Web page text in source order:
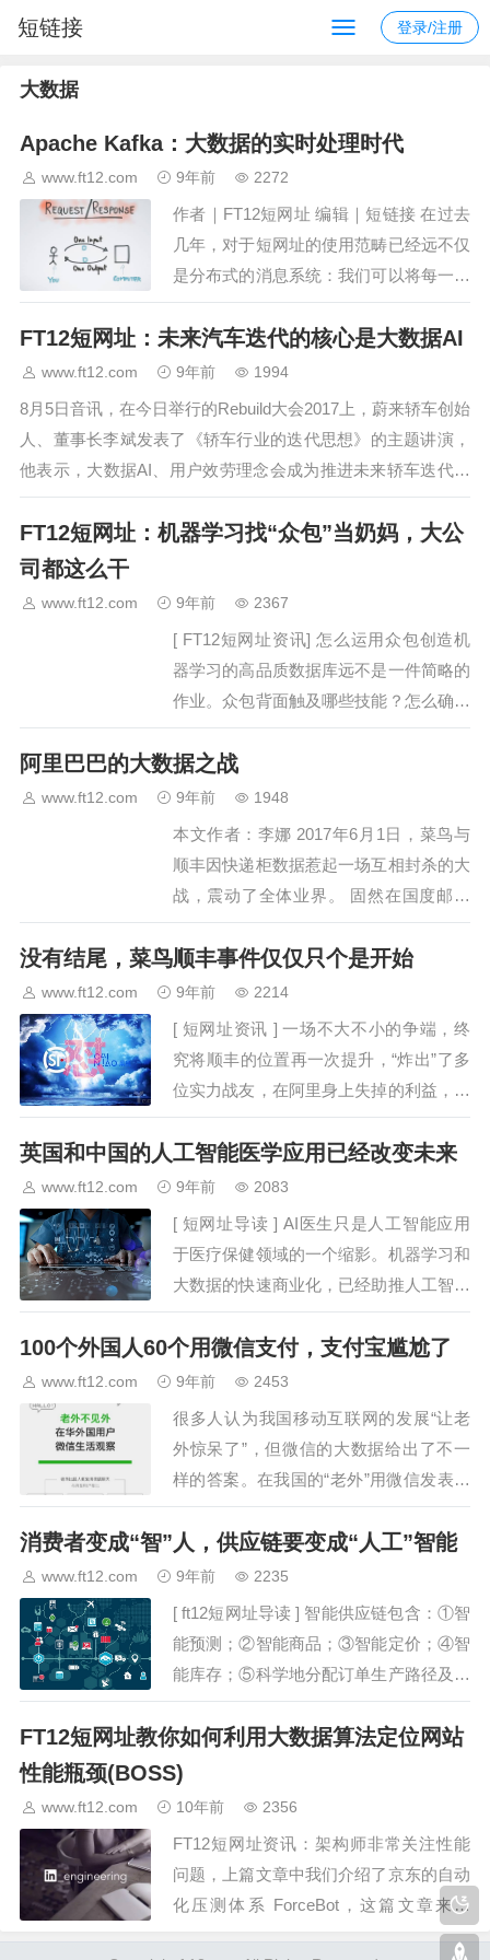
短链接 登录/注册
大数据
Apache Kafka：大数据的实时处理时代
www.ft12.com 9年前 2272
作者｜FT12短网址 编辑｜短链接 在过去
几年，对于短网址的使用范畴已经远不仅
是分布式的消息系统：我们可以将每一次
用户点击，每一个数据库更改，每一条日
志的生成，都转化成实时的结构化数据
流，更早的存储和分析它们，并从中获得
价值。同…
FT12短网址：未来汽车迭代的核心是大数据AI
www.ft12.com 9年前 1994
8月5日音讯，在今日举行的Rebuild大会2017上，蔚来轿车创始
人、董事长李斌发表了《轿车行业的迭代思想》的主题讲演，
他表示，大数据AI、用户效劳理念会成为推进未来轿车迭代的
中心力气。在开始主题讲演前的简略介绍中，李斌透露，除了
受主办方…
FT12短网址：机器学习找“众包”当奶妈，大公
司都这么干
www.ft12.com 9年前 2367
[ FT12短网址资讯] 怎么运用众包创造机
器学习的高品质数据库远不是一件简略的
作业。众包背面触及哪些技能？怎么确保
数据精准？啥样的公司适合用众
包？ 【编者按】AI年代下，研讨速度变
成大公司们决胜的主要条件，为了减缩本
钱…
阿里巴巴的大数据之战
www.ft12.com 9年前 1948
本文作者：李娜 2017年6月1日，菜鸟与
顺丰因快递柜数据惹起一场互相封杀的大
战，震动了全体业界。 固然在国度邮政
局的参与调停下，两边的营业互助和数据
传输已于6月3日临时规复，但这场3Q大
战今后，又一次将有数用户卷入的巨擘互
杀，有可能成…
没有结尾，菜鸟顺丰事件仅仅只个是开始
www.ft12.com 9年前 2214
[ 短网址资讯 ] 一场不大不小的争端，终
究将顺丰的位置再一次提升，“炸出”了多
位实力战友，在阿里身上失掉的利益，在
他人身上能够“赚”回来，可是阿里失掉顺
丰，质量快递方面怎样保障？没有诬蔑
“灵通系”的意思，毕竟快递质量在…
英国和中国的人工智能医学应用已经改变未来
www.ft12.com 9年前 2083
[ 短网址导读 ] AI医生只是人工智能应用
于医疗保健领域的一个缩影。机器学习和
大数据的快速商业化，已经助推人工智能
来到医疗保健和生命健康领域的前沿位
置，将注定会改变行业内疾病诊断和疾病
治疗的方式。图片来自“123rf.com.c…
100个外国人60个用微信支付，支付宝尴尬了
www.ft12.com 9年前 2453
很多人认为我国移动互联网的发展“让老
外惊呆了”，但微信的大数据给出了不一
样的答案。在我国的“老外”用微信发表情
的数量比我国典型用户多45%，每月人均
发送微信红包次数高达10次。今日微信发
布的在华外国用户微信日子观察陈述显
示，微信不仅是我国人…
消费者变成“智”人，供应链要变成“人工”智能
www.ft12.com 9年前 2235
[ ft12短网址导读 ] 智能供应链包含：①智
能预测；②智能商品；③智能定价；④智
能库存；⑤科学地分配订单生产路径及快
递安排；⑥基于模式识别等技术的风险控
制系统，及时预警订单的风险级别等。图
片来自“123rf.com.cn”【编…
FT12短网址教你如何利用大数据算法定位网站
性能瓶颈(BOSS)
www.ft12.com 10年前 2356
FT12短网址资讯：架构师非常关注性能
问题，上篇文章中我们介绍了京东的自动
化压测体系 ForceBot，这篇文章来自
LinkedIn 的技术博客，介绍如何通过大数